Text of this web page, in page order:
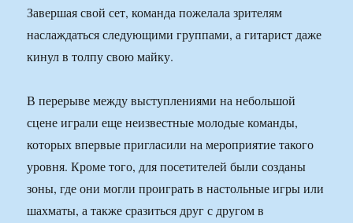
Завершая свой сет, команда пожелала зрителям
наслаждаться следующими группами, а гитарист даже
кинул в толпу свою майку.
В перерыве между выступлениями на небольшой
сцене играли еще неизвестные молодые команды,
которых впервые пригласили на мероприятие такого
уровня. Кроме того, для посетителей были созданы
зоны, где они могли проиграть в настольные игры или
шахматы, а также сразиться друг с другом в